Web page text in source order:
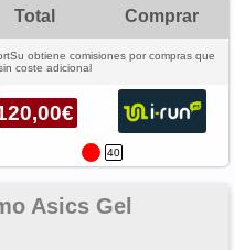
Total Comprar
obtiene comisiones por compras que
coste adicional
40
Asics Gel